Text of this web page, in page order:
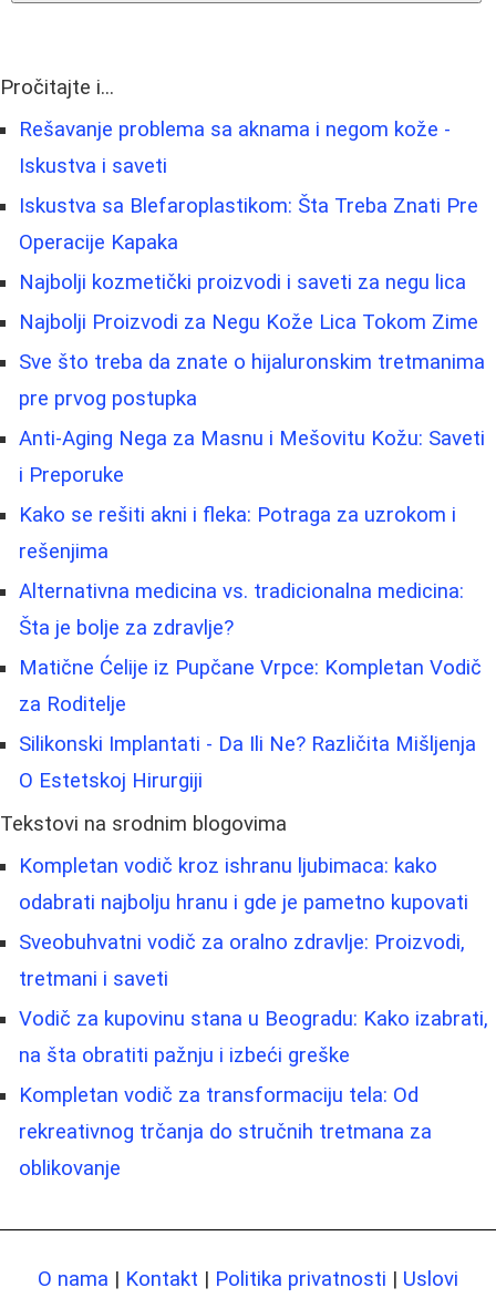
Pročitajte i...
Rešavanje problema sa aknama i negom kože -
Iskustva i saveti
Iskustva sa Blefaroplastikom: Šta Treba Znati Pre
Operacije Kapaka
Najbolji kozmetički proizvodi i saveti za negu lica
Najbolji Proizvodi za Negu Kože Lica Tokom Zime
Sve što treba da znate o hijaluronskim tretmanima
pre prvog postupka
Anti-Aging Nega za Masnu i Mešovitu Kožu: Saveti
i Preporuke
Kako se rešiti akni i fleka: Potraga za uzrokom i
rešenjima
Alternativna medicina vs. tradicionalna medicina:
Šta je bolje za zdravlje?
Matične Ćelije iz Pupčane Vrpce: Kompletan Vodič
za Roditelje
Silikonski Implantati - Da Ili Ne? Različita Mišljenja
O Estetskoj Hirurgiji
Tekstovi na srodnim blogovima
Kompletan vodič kroz ishranu ljubimaca: kako
odabrati najbolju hranu i gde je pametno kupovati
Sveobuhvatni vodič za oralno zdravlje: Proizvodi,
tretmani i saveti
Vodič za kupovinu stana u Beogradu: Kako izabrati,
na šta obratiti pažnju i izbeći greške
Kompletan vodič za transformaciju tela: Od
rekreativnog trčanja do stručnih tretmana za
oblikovanje
O nama | Kontakt | Politika privatnosti | Uslovi